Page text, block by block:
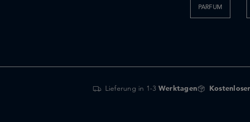
PARFUM
Lieferung in 1-3 Werktagen Kostenloser